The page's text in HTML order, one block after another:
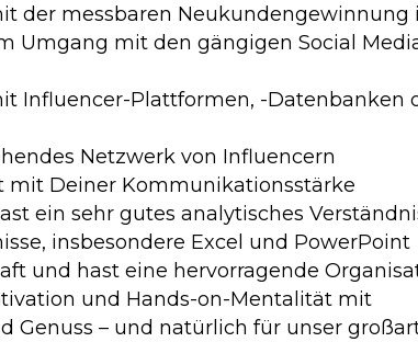
der messbaren
Umgang mit den gängigen Social
Influencer-Plattformen, -
Netzwerk von Influencern
mit Deiner Kommunikationsstärke
ein sehr gutes analytisches
insbesondere Excel und PowerPoint
und hast eine hervorragende
und Hands-on-Mentalität mit
Genuss – und natürlich für unser